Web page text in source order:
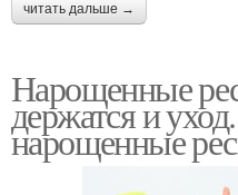
читать дальше →
Нарощенные
держатся и
нарощенные